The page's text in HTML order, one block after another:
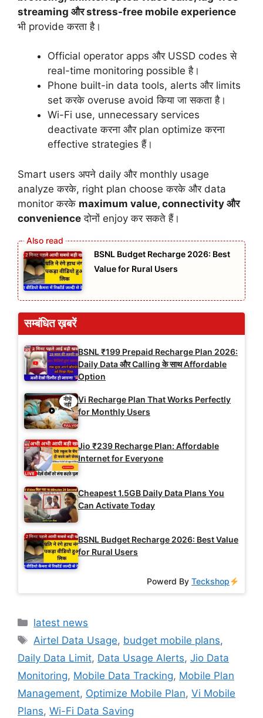
streaming और stress-free mobile experience
भी provide करता है।
Official operator apps और USSD codes से
real-time monitoring possible है।
Phone built-in data tools, alerts और limits
set करके overuse avoid किया जा सकता है।
Wi-Fi use, unnecessary services
deactivate करना और plan optimize करना
effective strategies हैं।
Smart users अपने daily और monthly usage
analyze करके, right plan choose करके और data
monitor करके maximum value, connectivity और
convenience दोनों enjoy कर सकते हैं।
BSNL Budget Recharge 2026: Best
Value for Rural Users
सम्बंधित ख़बरें
BSNL ₹199 Prepaid Recharge Plan 2026:
Daily Data और Calling के साथ Affordable
Option
Vi Recharge Plan That Works Perfectly
for Monthly Users
Jio ₹239 Recharge Plan: Affordable
Internet for Everyone
Cheapest 1.5GB Daily Data Plans You
Can Activate Today
BSNL Budget Recharge 2026: Best Value
for Rural Users
Powerd ByTeckshop
Categories
latest news
Tags
Airtel Data Usage, budget mobile plans,
Daily Data Limit, Data Usage Alerts, Jio Data
Monitoring, Mobile Data Tracking, Mobile Plan
Management, Optimize Mobile Plan, Vi Mobile
Plans, Wi-Fi Data Saving